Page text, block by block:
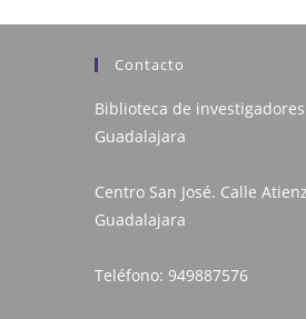
Contacto
Biblioteca de
Guadalajara
Centro San José. Calle
Guadalajara
Teléfono: 949887576